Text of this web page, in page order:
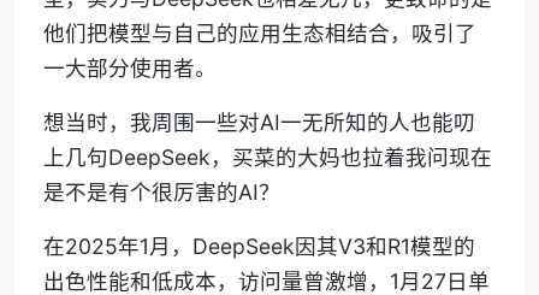
他们把模型与自己的应用生态相结合，吸引了
一大部分使用者。
想当时，我周围一些对AI一无所知的人也能叨
上几句DeepSeek，买菜的大妈也拉着我问现在
是不是有个很厉害的AI？
在2025年1月，DeepSeek因其V3和R1模型的
出色性能和低成本，访问量曾激增，1月27日单